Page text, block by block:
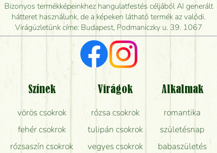
Mennyire gyorsan tudják elkészíteni a csokrot, és
mikor tudják leghamarabb kiszállítani?
Vörös rózsát keresek, van önöknél?
Milyen visszajelzést kapok a virágküldésről?
Tényleg azt kapom, ami a képen van?
Mit kell tudni a virágcsokrok szállításáról?
Hogy marad a lehető legtovább friss a csokor?
Tudok adventi koszorút vásárolni boltban?
Bizonyos termékképeinkhez hangulatfestés céljából AI generált
hátteret használunk, de a képeken látható termék az valódi.
Virágüzletünk címe: Budapest, Podmaniczky u. 39. 1067
Színek
vörös csokrok
fehér csokrok
rózsaszín csokrok
Virágok
rózsa csokrok
tulipán csokrok
vegyes csokrok
Alkalmak
romantika
születésnap
babaszületés